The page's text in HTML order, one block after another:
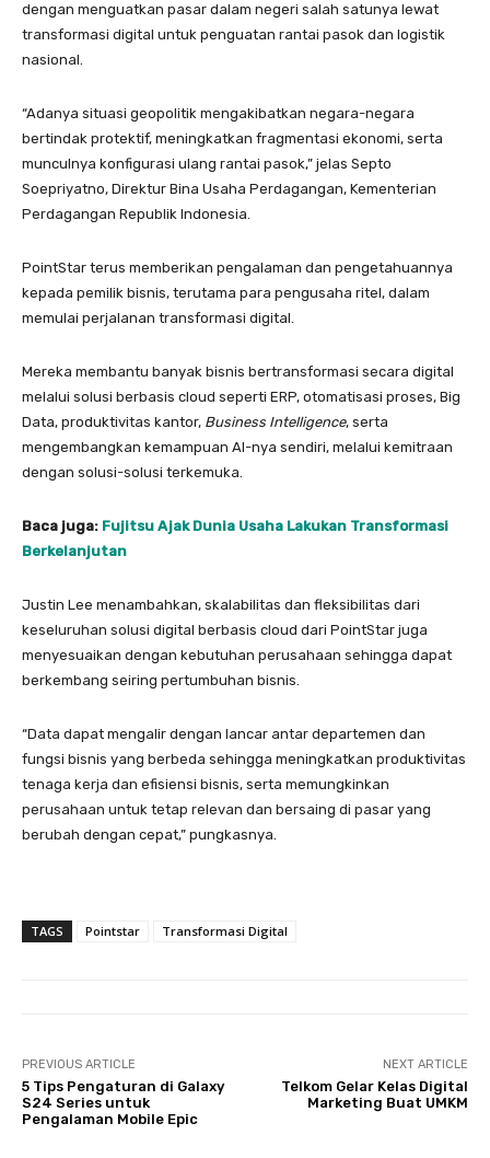
dengan menguatkan pasar dalam negeri salah satunya lewat
transformasi digital untuk penguatan rantai pasok dan logistik
nasional.
“Adanya situasi geopolitik mengakibatkan negara-negara
bertindak protektif, meningkatkan fragmentasi ekonomi, serta
munculnya konfigurasi ulang rantai pasok,” jelas Septo
Soepriyatno, Direktur Bina Usaha Perdagangan, Kementerian
Perdagangan Republik Indonesia.
PointStar terus memberikan pengalaman dan pengetahuannya
kepada pemilik bisnis, terutama para pengusaha ritel, dalam
memulai perjalanan transformasi digital.
Mereka membantu banyak bisnis bertransformasi secara digital
melalui solusi berbasis cloud seperti ERP, otomatisasi proses, Big
Data, produktivitas kantor, Business Intelligence, serta
mengembangkan kemampuan AI-nya sendiri, melalui kemitraan
dengan solusi-solusi terkemuka.
Baca juga: Fujitsu Ajak Dunia Usaha Lakukan Transformasi
Berkelanjutan
Justin Lee menambahkan, skalabilitas dan fleksibilitas dari
keseluruhan solusi digital berbasis cloud dari PointStar juga
menyesuaikan dengan kebutuhan perusahaan sehingga dapat
berkembang seiring pertumbuhan bisnis.
“Data dapat mengalir dengan lancar antar departemen dan
fungsi bisnis yang berbeda sehingga meningkatkan produktivitas
tenaga kerja dan efisiensi bisnis, serta memungkinkan
perusahaan untuk tetap relevan dan bersaing di pasar yang
berubah dengan cepat,” pungkasnya.
TAGS Pointstar Transformasi Digital
PREVIOUS ARTICLE
5 Tips Pengaturan di Galaxy
S24 Series untuk
Pengalaman Mobile Epic
NEXT ARTICLE
Telkom Gelar Kelas Digital
Marketing Buat UMKM